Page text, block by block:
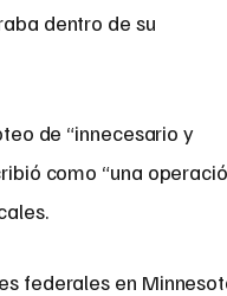
dentro de su
de “innecesario y
como “una
federales en